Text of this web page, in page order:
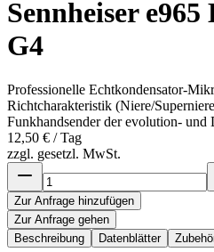
Sennheiser
G4
Professionelle Echtkondensator-
Richtcharakteristik (Niere/
Funkhandsender der evolution- und
12,50 € / Tag
zzgl. gesetzl. MwSt.
Zur Anfrage hinzufügen
Zur Anfrage gehen
Beschreibung
Datenblätter